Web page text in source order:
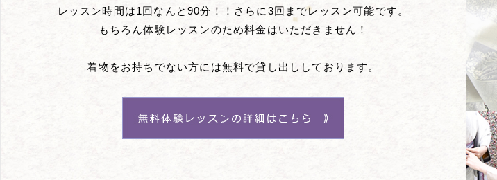
レッスン時間は1回なんと90分！！ さらに3回までレッスン可能です。
もちろん体験レッスンのため料金はいただきません！
着物をお持ちでない方には無料で貸し出ししております。